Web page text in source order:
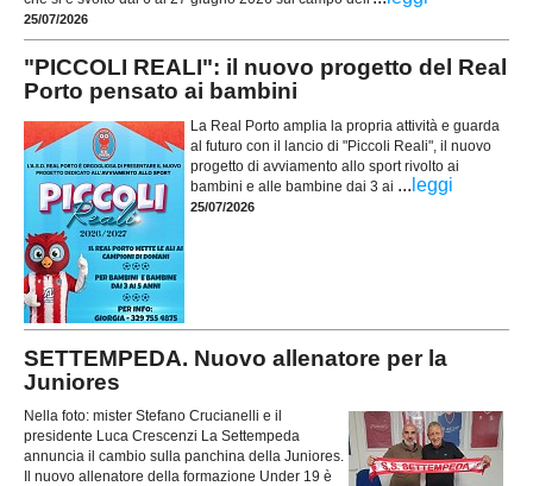
25/07/2026
"PICCOLI REALI": il nuovo progetto del Real
Porto pensato ai bambini
La Real Porto amplia la propria attività e guarda
al futuro con il lancio di "Piccoli Reali", il nuovo
progetto di avviamento allo sport rivolto ai
bambini e alle bambine dai 3 ai ... leggi
25/07/2026
SETTEMPEDA. Nuovo allenatore per la
Juniores
Nella foto: mister Stefano Crucianelli e il
presidente Luca Crescenzi La Settempeda
annuncia il cambio sulla panchina della Juniores.
Il nuovo allenatore della formazione Under 19 è